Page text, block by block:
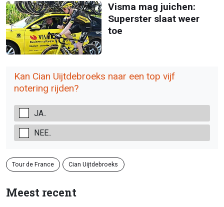
Visma mag juichen:
Superster slaat weer
toe
Kan Cian Uijtdebroeks naar een top vijf
notering rijden?
JA..
NEE..
Tour de France Cian Uijtdebroeks
Meest recent